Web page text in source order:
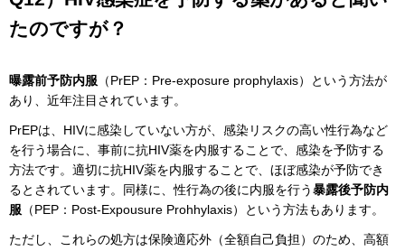
たのですが？
曝露前予防内服 （PrEP：Pre-exposure prophylaxis）という方法が
あり、近年注目されています。
PrEPは、HIVに感染していない方が、感染リスクの高い性行為など
を行う場合に、事前に抗HIV薬を内服することで、感染を予防する
方法です。適切に抗HIV薬を内服することで、ほぼ感染が予防でき
るとされています。同様に、性行為の後に内服を行う暴露後予防内
服 （PEP：Post-Expousure Prohhylaxis）という方法もあります。
ただし、これらの処方は保険適応外（全額自己負担）のため、高額